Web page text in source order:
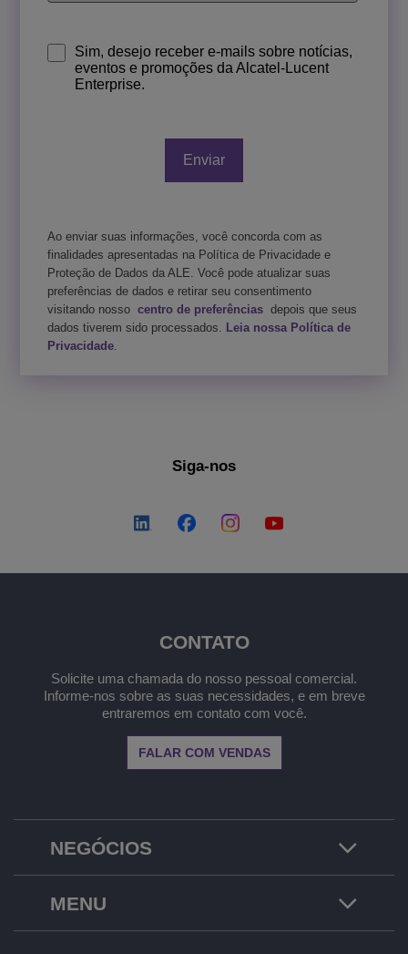
Sim, desejo receber e-mails sobre notícias,
eventos e promoções da Alcatel-Lucent
Enterprise.
Ao enviar suas informações, você concorda com as
finalidades apresentadas na Política de Privacidade e
Proteção de Dados da ALE. Você pode atualizar suas
preferências de dados e retirar seu consentimento
visitando nosso centro de preferências depois que seus
dados tiverem sido processados. Leia nossa Política de
Privacidade.
Siga-nos
NEGÓCIOS
CONTATO
Solicite uma chamada do nosso pessoal comercial.
Informe-nos sobre as suas necessidades, e em breve
entraremos em contato com você.
FALAR COM VENDAS
MENU